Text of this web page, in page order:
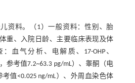
资料。（1）一般资料：性别、胎
重、入院日龄、主要临床表现及体
血气分析、电解质、17-OHP、
参考值7.2~63.3 pg/mL）、睾酮（电
值<0.025 ng/mL）、外周血染色体